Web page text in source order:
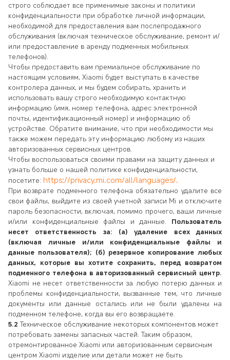
строго соблюдает все применимые законы и политики
конфиденциальности при обработке личной информации,
необходимой для предоставления вам послепродажного
обслуживания (включая техническое обслуживание, ремонт и/
или предоставление в аренду подменных мобильных
телефонов).
Чтобы предоставить вам премиальное обслуживание по
настоящим условиям, Xiaomi будет выступать в качестве
контролера данных, и мы будем собирать, хранить и
использовать вашу строго необходимую контактную
информацию (имя, номер телефона, адрес электронной
почты, идентификационный номер) и информацию об
устройстве. Обратите внимание, что при необходимости мы
также можем передать эту информацию любому из наших
авторизованных сервисных центров.
Чтобы воспользоваться своими правами на защиту данных и
узнать больше о нашей политике конфиденциальности,
посетите: https://privacy.mi.com/all/languages/.
При возврате подменного телефона обязательно удалите все
свои файлы, выйдите из своей учетной записи Mi и отключите
пароль безопасности, включая, помимо прочего, ваши личные
и/или конфиденциальные файлы и данные. Пользователь
несет ответственность за: (а) удаление всех данных
(включая личные и/или конфиденциальные файлы и
данные пользователя); (б) резервное копирование любых
данных, которые вы хотите сохранить, перед возвратом
подменного телефона в авторизованный сервисный центр.
Xiaomi не несет ответственности за любую потерю данных и
проблемы конфиденциальности, вызванные тем, что личные
документы или данные остались или не были удалены на
подменном телефоне, когда вы его возвращаете.
5.2 Техническое обслуживание некоторых компонентов может
потребовать замены запасных частей. Таким образом,
отремонтированное Xiaomi или авторизованным сервисным
центром Xiaomi изделие или детали может не быть